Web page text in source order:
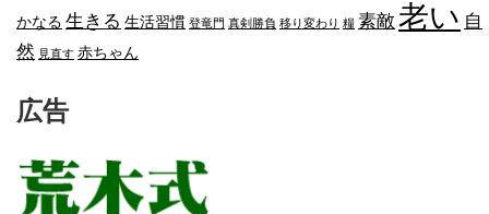
かなる 生きる 生活習慣 登竜門 真剣勝負 移り変わり 糧 素敵 老い 自
然 見直す 赤ちゃん
広告